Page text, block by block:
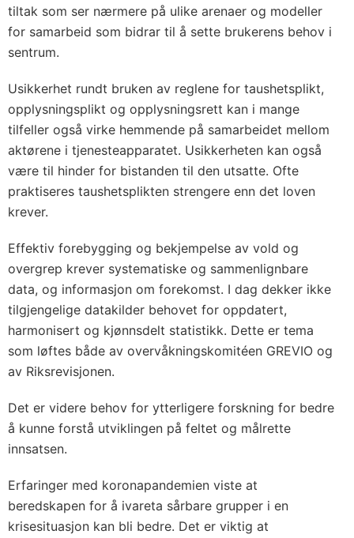
tiltak som ser nærmere på ulike arenaer og modeller
for samarbeid som bidrar til å sette brukerens behov i
sentrum.
Usikkerhet rundt bruken av reglene for taushetsplikt,
opplysningsplikt og opplysningsrett kan i mange
tilfeller også virke hemmende på samarbeidet mellom
aktørene i tjenesteapparatet. Usikkerheten kan også
være til hinder for bistanden til den utsatte. Ofte
praktiseres taushetsplikten strengere enn det loven
krever.
Effektiv forebygging og bekjempelse av vold og
overgrep krever systematiske og sammenlignbare
data, og informasjon om forekomst. I dag dekker ikke
tilgjengelige datakilder behovet for oppdatert,
harmonisert og kjønnsdelt statistikk. Dette er tema
som løftes både av overvåkningskomitéen GREVIO og
av Riksrevisjonen.
Det er videre behov for ytterligere forskning for bedre
å kunne forstå utviklingen på feltet og målrette
innsatsen.
Erfaringer med koronapandemien viste at
beredskapen for å ivareta sårbare grupper i en
krisesituasjon kan bli bedre. Det er viktig at